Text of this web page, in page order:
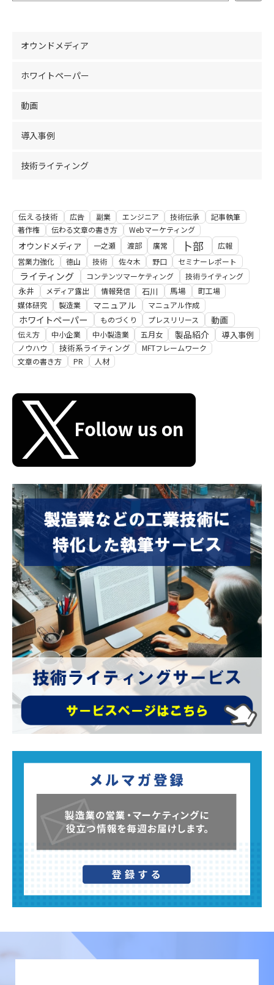
オウンドメディア
ホワイトペーパー
動画
導入事例
技術ライティング
伝える技術 広告 副業 エンジニア 技術伝承
記事執筆
著作権
伝わる文章の書き方 Webマーケティング
オウンドメディア 一之瀬 渡部 廣常 卜部
広報
営業力強化
徳山 技術 佐々木 野口 セミナーレポート
ライティング コンテンツマーケティング 技術ライティング
永井 メディア露出 情報発信 石川 馬場
町工場
媒体研究
製造業 マニュアル マニュアル作成
ホワイトペーパー ものづくり プレスリリース 動画
伝え方 中小企業 中小製造業 五月女 製品紹介 導入事例
ノウハウ 技術系ライティング
MFTフレームワーク
文章の書き方
PR 人材